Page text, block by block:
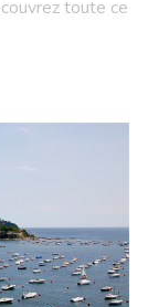
toute ce